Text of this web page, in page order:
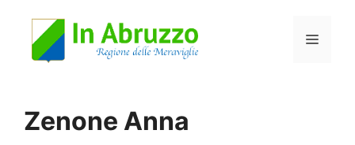
Menu
Zenone Anna